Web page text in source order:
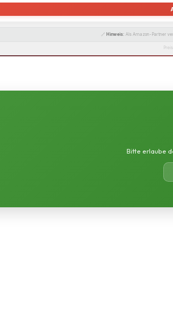
🔗 Hinweis: Als Amazon-Partner
Bitte erlaube